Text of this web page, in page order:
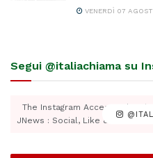
VENERDÌ 07
Segui @italiachiama su
The Instagram Access Token
JNews : Social, Like & View >